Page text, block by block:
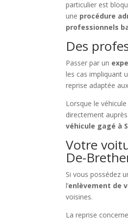
particulier est
une procédure
professionnels
Des
Passer par un
les cas impliquant
reprise adaptée
Lorsque le
directement
véhicule gagé à
Votre
De-
Si vous possédez
l’enlèvement de
voisines.
La reprise